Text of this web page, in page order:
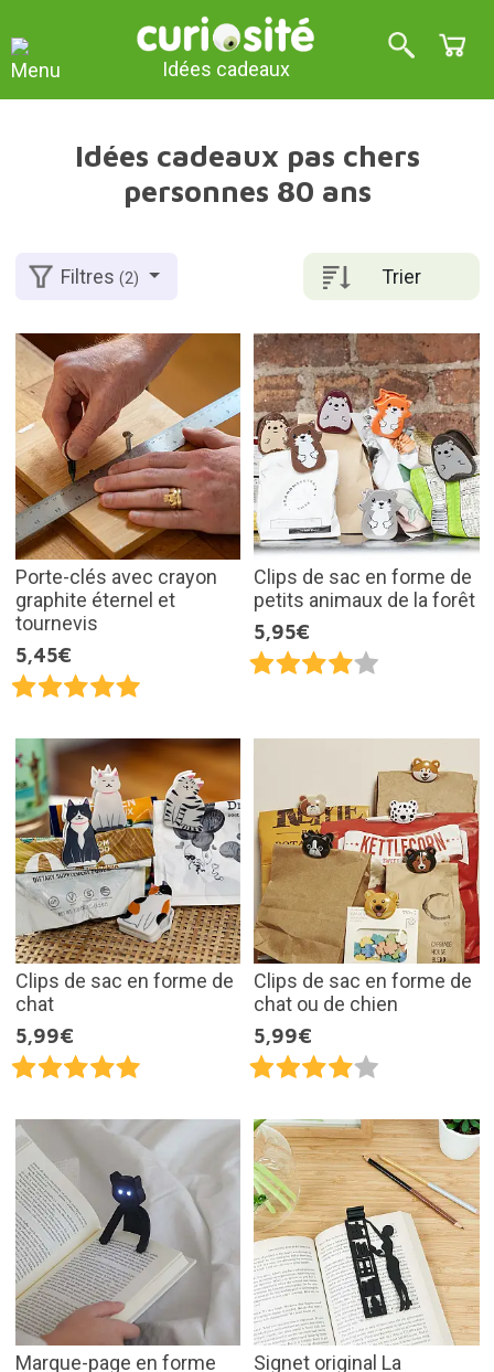
Idées cadeaux
Idées cadeaux pas chers
personnes 80 ans
Trier
Filtres(2)
Porte-clés avec crayon
graphite éternel et
tournevis
5,45€
Clips de sac en forme de
petits animaux de la forêt
5,95€
Clips de sac en forme de
chat
5,99€
Clips de sac en forme de
chat ou de chien
5,99€
Marque-page en forme
Signet original La